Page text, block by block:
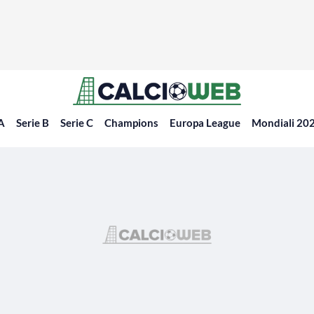
Serie B Serie C Champions Europa League Mondiali